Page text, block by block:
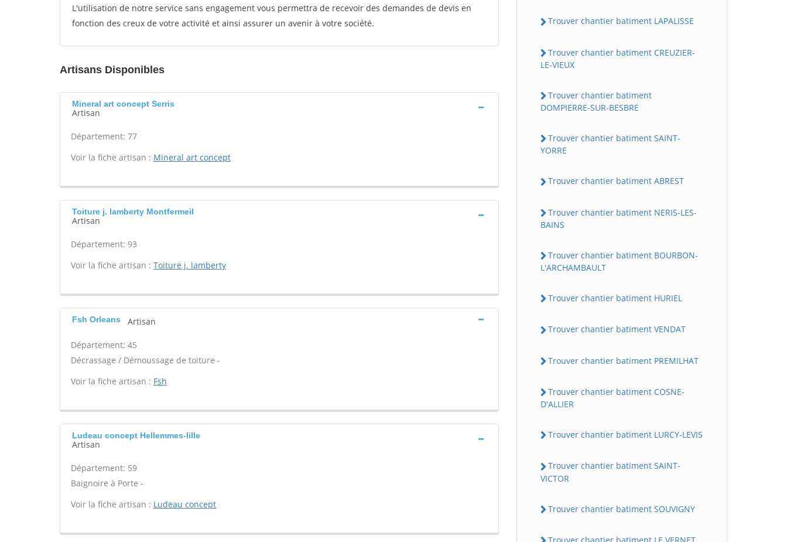
L'utilisation de notre service sans engagement vous permettra de recevoir des demandes de devis en
fonction des creux de votre activité et ainsi assurer un avenir à votre société.
Artisans Disponibles
Mineral art concept Serris
Artisan
Département: 77
Voir la fiche artisan : Mineral art concept
Toiture j. lamberty Montfermeil
Artisan
Département: 93
Voir la fiche artisan : Toiture j. lamberty
Fsh Orleans Artisan
Département: 45
Décrassage / Démoussage de toiture -
Voir la fiche artisan : Fsh
Ludeau concept Hellemmes-lille
Artisan
Département: 59
Baignoire à Porte -
Voir la fiche artisan : Ludeau concept
Trouver chantier batiment LAPALISSE
Trouver chantier batiment CREUZIER-
LE-VIEUX
Trouver chantier batiment
DOMPIERRE-SUR-BESBRE
Trouver chantier batiment SAINT-
YORRE
Trouver chantier batiment ABREST
Trouver chantier batiment NERIS-LES-
BAINS
Trouver chantier batiment BOURBON-
L'ARCHAMBAULT
Trouver chantier batiment HURIEL
Trouver chantier batiment VENDAT
Trouver chantier batiment PREMILHAT
Trouver chantier batiment COSNE-
D'ALLIER
Trouver chantier batiment LURCY-LEVIS
Trouver chantier batiment SAINT-
VICTOR
Trouver chantier batiment SOUVIGNY